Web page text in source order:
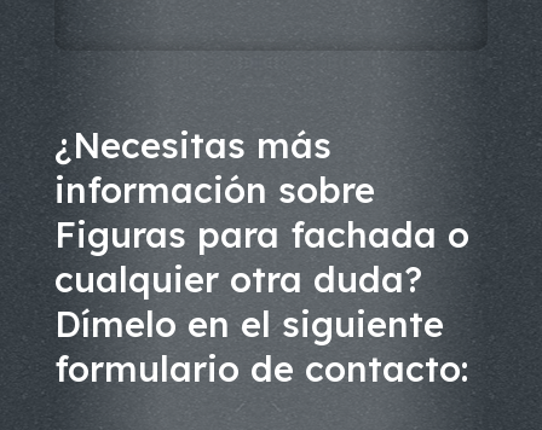
¿Necesitas más
información sobre
Figuras para fachada o
cualquier otra duda?
Dímelo en el siguiente
formulario de contacto: